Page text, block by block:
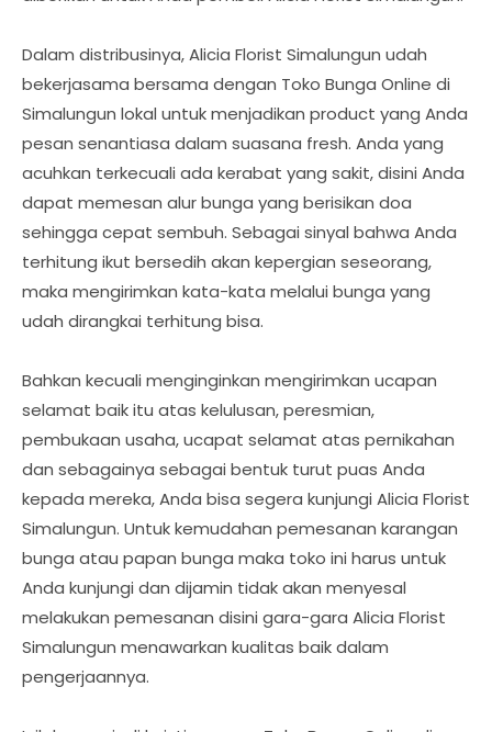
Dalam distribusinya, Alicia Florist Simalungun udah
bekerjasama bersama dengan Toko Bunga Online di
Simalungun lokal untuk menjadikan product yang Anda
pesan senantiasa dalam suasana fresh. Anda yang
acuhkan terkecuali ada kerabat yang sakit, disini Anda
dapat memesan alur bunga yang berisikan doa
sehingga cepat sembuh. Sebagai sinyal bahwa Anda
terhitung ikut bersedih akan kepergian seseorang,
maka mengirimkan kata-kata melalui bunga yang
udah dirangkai terhitung bisa.
Bahkan kecuali menginginkan mengirimkan ucapan
selamat baik itu atas kelulusan, peresmian,
pembukaan usaha, ucapat selamat atas pernikahan
dan sebagainya sebagai bentuk turut puas Anda
kepada mereka, Anda bisa segera kunjungi Alicia Florist
Simalungun. Untuk kemudahan pemesanan karangan
bunga atau papan bunga maka toko ini harus untuk
Anda kunjungi dan dijamin tidak akan menyesal
melakukan pemesanan disini gara-gara Alicia Florist
Simalungun menawarkan kualitas baik dalam
pengerjaannya.